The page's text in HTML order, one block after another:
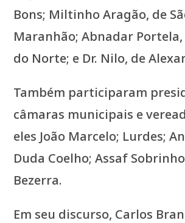
Bons; Miltinho Aragão, de
Maranhão; Abnadar
do Norte; e Dr. Nilo, de
Também participaram
câmaras municipais e
eles João Marcelo; Lurdes;
Duda Coelho; Assaf
Bezerra.
Em seu discurso, Carlos